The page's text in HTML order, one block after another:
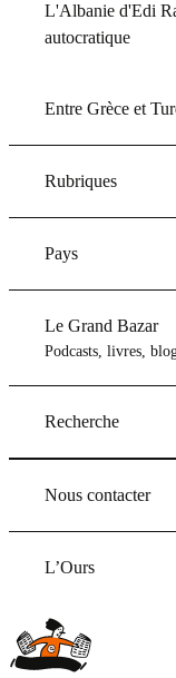
L'Albanie d'Edi
autocratique
Entre Grèce et
Rubriques
Pays
Le Grand Bazar
Podcasts, livres,
Recherche
Nous contacter
L’Ours